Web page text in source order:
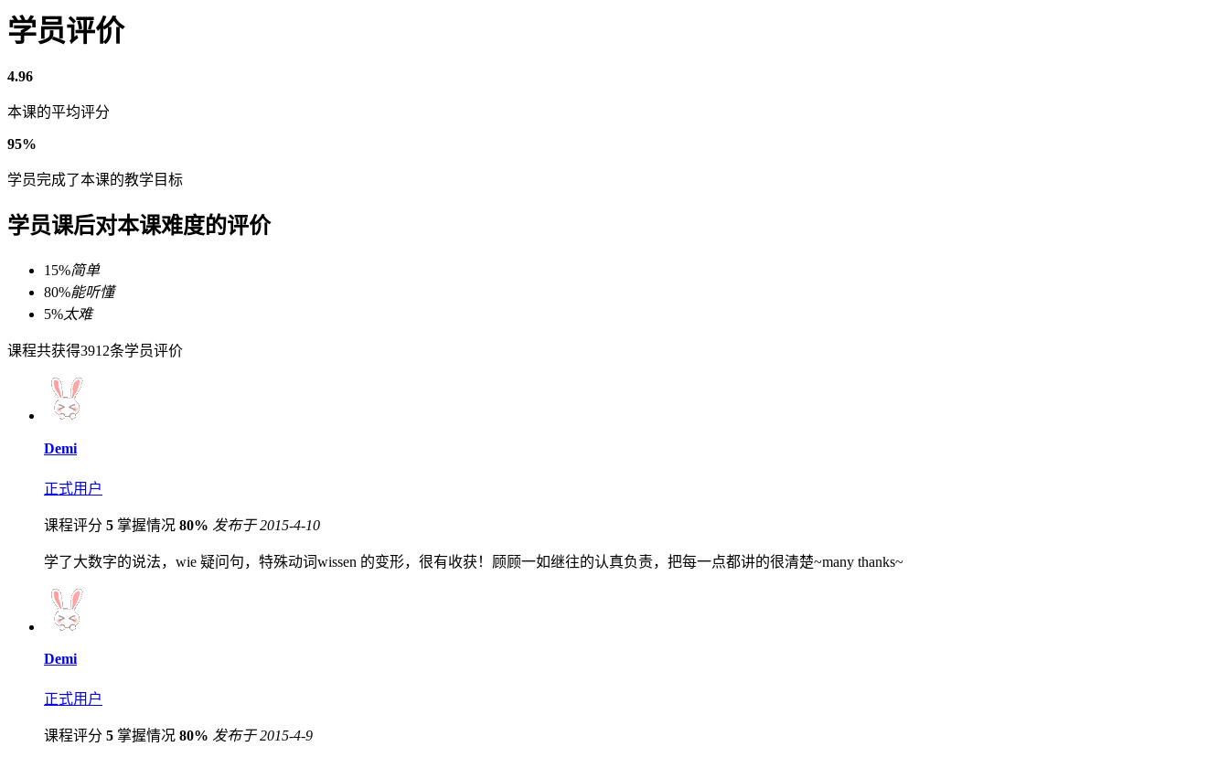
学员评价
4.96
本课的平均评分
95%
学员完成了本课的教学目标
学员课后对本课难度的评价
15%简单
80%能听懂
5%太难
课程共获得3912条学员评价
Demi
正式用户
课程评分 5 掌握情况 80% 发布于 2015-4-10
学了大数字的说法，wie 疑问句，特殊动词wissen 的变形，很有收获！顾顾一如继往的认真负责，把每一点都讲的很清楚~many thanks~
Demi
正式用户
课程评分 5 掌握情况 80% 发布于 2015-4-9